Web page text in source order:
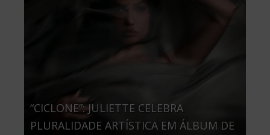
“CICLONE”: JULIETTE CELEBRA
PLURALIDADE ARTÍSTICA EM ÁLBUM DE